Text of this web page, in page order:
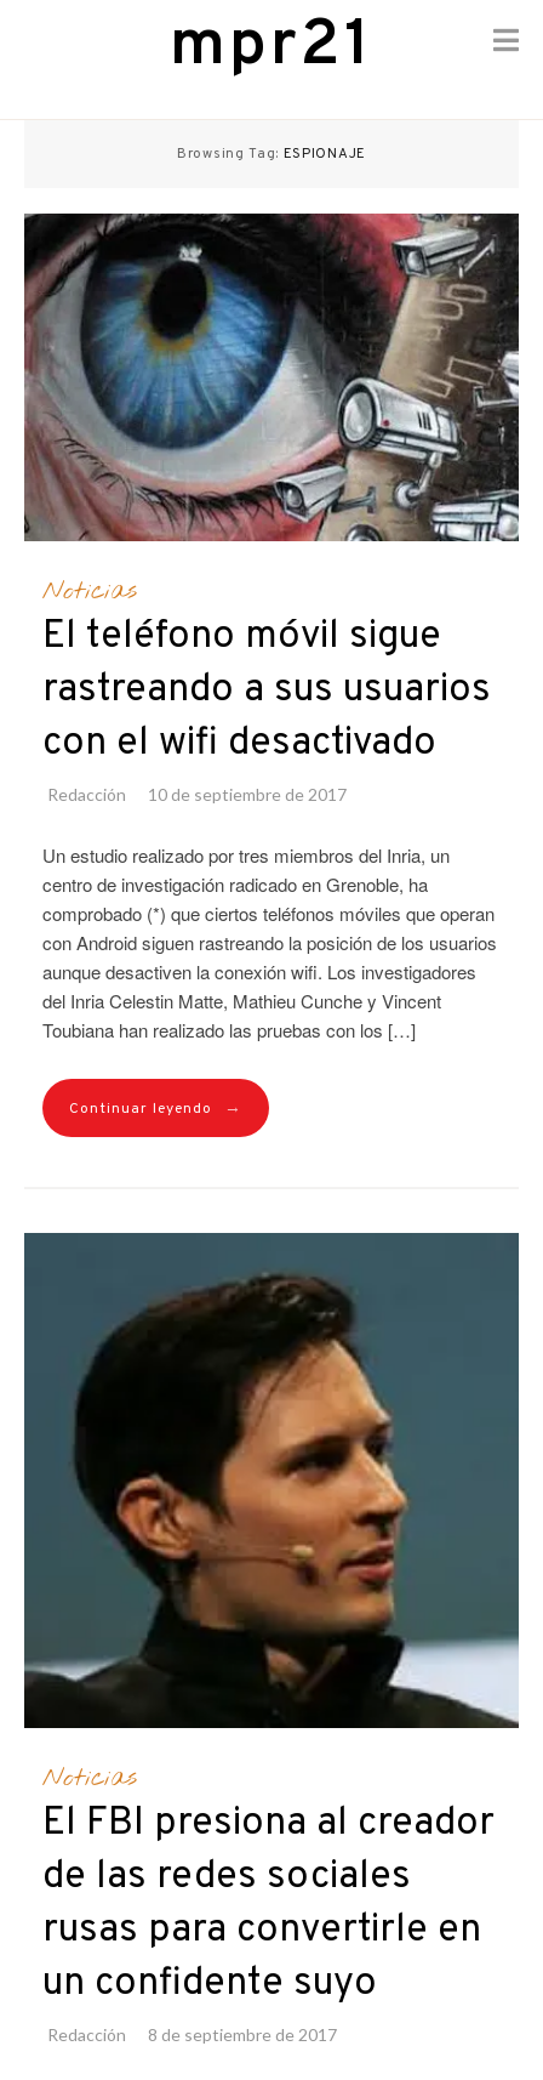
mpr21
Browsing Tag: ESPIONAJE
Noticias
El teléfono móvil sigue
rastreando a sus usuarios
con el wifi desactivado
Redacción 10 de septiembre de 2017
Un estudio realizado por tres miembros del Inria, un
centro de investigación radicado en Grenoble, ha
comprobado (*) que ciertos teléfonos móviles que operan
con Android siguen rastreando la posición de los usuarios
aunque desactiven la conexión wifi. Los investigadores
del Inria Celestin Matte, Mathieu Cunche y Vincent
Toubiana han realizado las pruebas con los […]
Continuar leyendo →
Noticias
El FBI presiona al creador
de las redes sociales
rusas para convertirle en
un confidente suyo
Redacción 8 de septiembre de 2017